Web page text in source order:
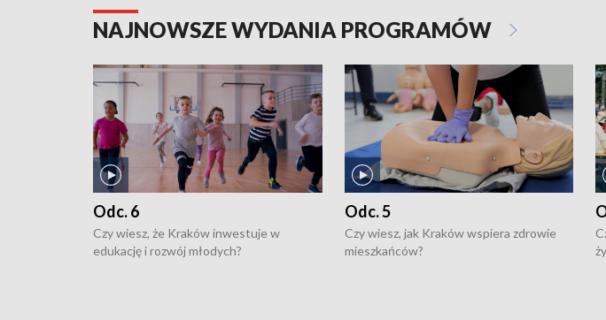
NAJNOWSZE WYDANIA PROGRAMÓW
Odc. 6
Czy wiesz, że Kraków inwestuje w
edukację i rozwój młodych?
Odc. 5
Czy wiesz, jak Kraków wspiera zdrowie
mieszkańców?